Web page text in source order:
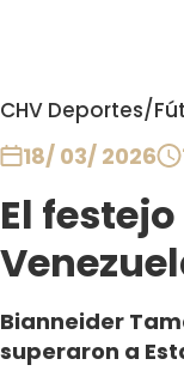
CHV Deportes/
18/ 03/ 2026
El
Bianneider
superaron a